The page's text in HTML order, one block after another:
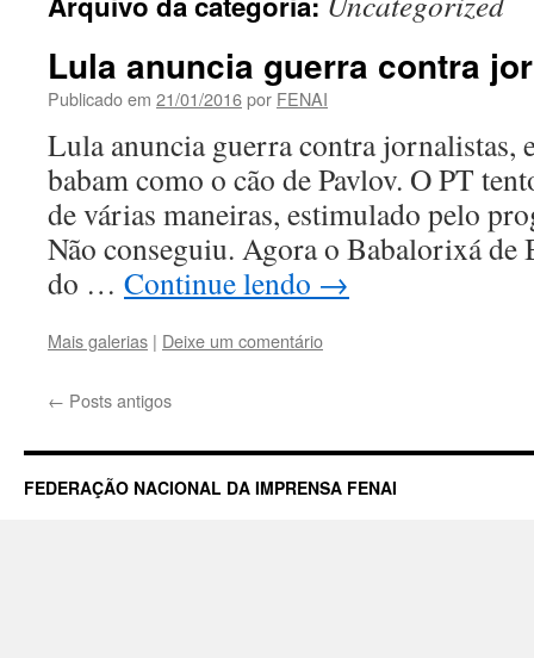
Lula anuncia guerra contra
Publicado em 21/01/2016por FENAI
Lula anuncia guerra contra jornalistas,
babam como o cão de Pavlov. O PT
de várias maneiras, estimulado pelo
Não conseguiu. Agora o Babalorixá de
do … Continue lendo →
Mais galerias | Deixe um comentário
← Posts antigos
FEDERAÇÃO NACIONAL DA IMPRENSA FENAI